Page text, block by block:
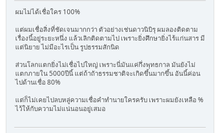
ผมไม่ได้เชื่อใคร 100%
แต่ผมเชื่อสิ่งที่ชัดเจนมากกว่า ตัวอย่างเช่นดาวนิบิรุ ผมลองติดตาม
เรื่องนี้อยู่ระยะหนึ่ง แล้วเลิกติดตามไป เพราะยิ่งศึกษายิ่งไร้แก่นสาร มี
แต่นิยาย ไม่มีอะไรเป็น รูปธรรมสักนิด
ส่วนโลกแตกยิ่งไม่เชื่อไปใหญ่ เพราะนี่มันแค่กึ่งพุทธกาล มันยังไม่
แตกภายใน 5000ปีนี้ แต่ถ้าถัาธรรมชาติจะเกิดขึ้นมากขึ้น อันนี้ค่อน
ไปด้านเชื่อ 80%
แต่ก็ไม่เคยไปลบหลู่ความเชื่อคำทำนายใครครับ เพราะผมยังเหลือ %
ไว้ให้กับความไม่แน่นอนอยู่เสมอ